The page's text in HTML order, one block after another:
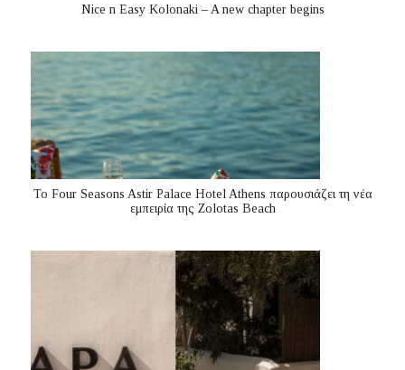
Nice n Easy Kolonaki – A new chapter begins
Το Four Seasons Astir Palace Hotel Athens παρουσιάζει τη νέα
εμπειρία της Zolotas Beach